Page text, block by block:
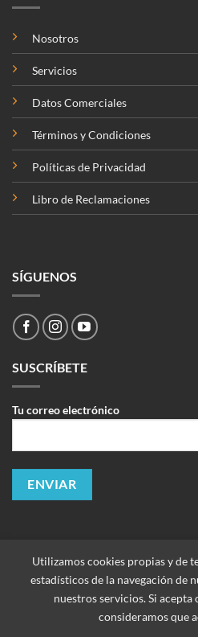
Nosotros
Servicios
Datos Comerciales
Términos y Condiciones
Políticas de Privacidad
Libro de Reclamaciones
SÍGUENOS
SUSCRÍBETE
Tu correo electrónico
Utilizamos cookies propias y de
estadísticos de la navegación de
nuestros servicios. Si acepta
consideramos que